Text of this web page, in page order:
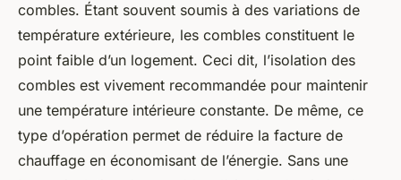
combles. Étant souvent soumis à des variations de
température extérieure, les combles constituent le
point faible d’un logement. Ceci dit, l’isolation des
combles est vivement recommandée pour maintenir
une température intérieure constante. De même, ce
type d’opération permet de réduire la facture de
chauffage en économisant de l’énergie. Sans une